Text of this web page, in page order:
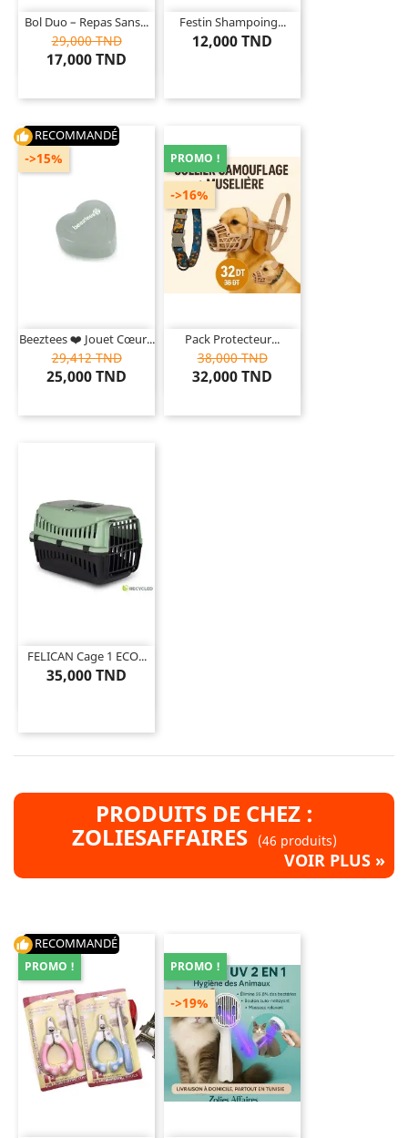
Bol Duo – Repas Sans...
29,000 TND
17,000 TND
Festin Shampoing...
12,000 TND
thumb_up RECOMMANDÉ
Beeztees ❤️ Jouet Cœur...
29,412 TND
25,000 TND
->15%
Pack Protecteur...
38,000 TND
32,000 TND
->16%
PROMO !
FELICAN Cage 1 ECO...
35,000 TND
PRODUITS DE CHEZ :
ZOLIESAFFAIRES (46 produits)
VOIR PLUS »
thumb_up RECOMMANDÉ
PROMO !
->19%
PROMO !